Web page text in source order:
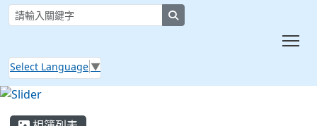
Select Language ▼